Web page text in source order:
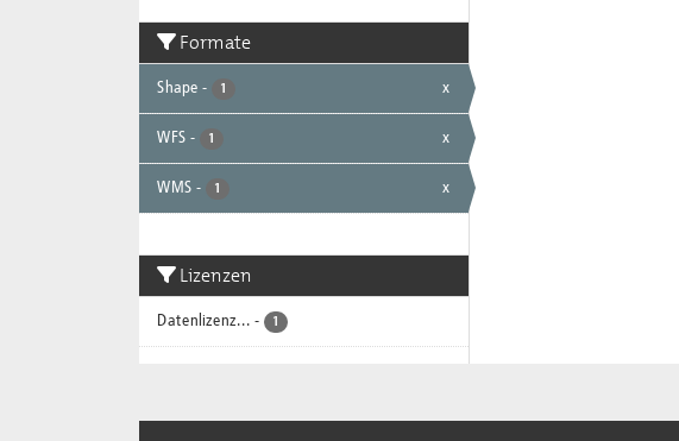
Formate
Shape - 1 x
WFS - 1 x
WMS - 1 x
Lizenzen
Datenlizenz... - 1